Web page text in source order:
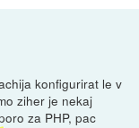
konfigurirat le v
ziher je nekaj
za PHP, pac